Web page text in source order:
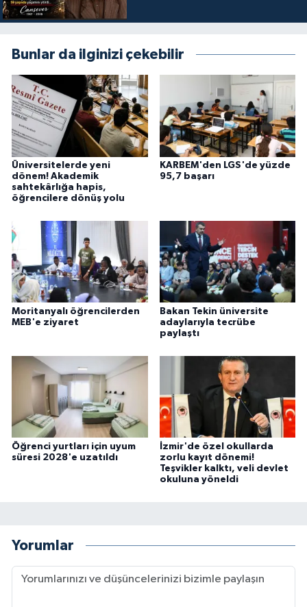
Bunlar da ilginizi çekebilir
Üniversitelerde yeni
dönem! Akademik
sahtekârlığa hapis,
öğrencilere dönüş yolu
KARBEM'den LGS'de yüzde
95,7 başarı
Moritanyalı öğrencilerden
MEB'e ziyaret
Bakan Tekin üniversite
adaylarıyla tecrübe
paylaştı
Öğrenci yurtları için uyum
süresi 2028'e uzatıldı
İzmir'de özel okullarda
zorlu kayıt dönemi!
Teşvikler kalktı, veli devlet
okuluna yöneldi
Yorumlar